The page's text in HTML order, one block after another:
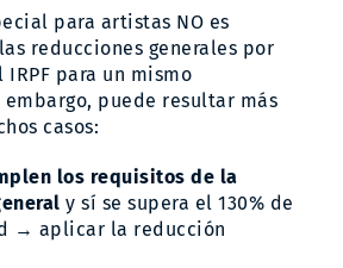
para artistas NO es
reducciones generales por
para un mismo
puede resultar más
casos:
los requisitos de la
y sí se supera el 130% de
→ aplicar la reducción